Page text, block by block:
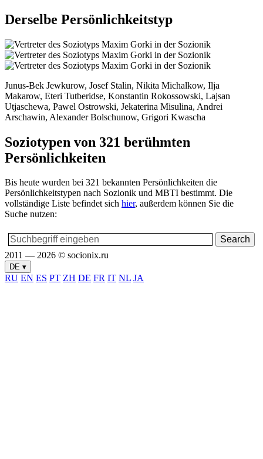
Derselbe Persönlichkeitstyp
Junus-Bek Jewkurow, Josef Stalin, Nikita Michalkow, Ilja
Makarow, Eteri Tutberidse, Konstantin Rokossowski, Lajsan
Utjaschewa, Pawel Ostrowski, Jekaterina Misulina, Andrei
Arschawin, Alexander Bolschunow, Grigori Kwascha
Soziotypen von 321 berühmten
Persönlichkeiten
Bis heute wurden bei 321 bekannten Persönlichkeiten die
Persönlichkeitstypen nach Sozionik und MBTI bestimmt. Die
vollständige Liste befindet sich hier, außerdem können Sie die
Suche nutzen:
2011 — 2026 © socionix.ru
DE ▾
RU EN ES PT ZH DE FR IT NL JA